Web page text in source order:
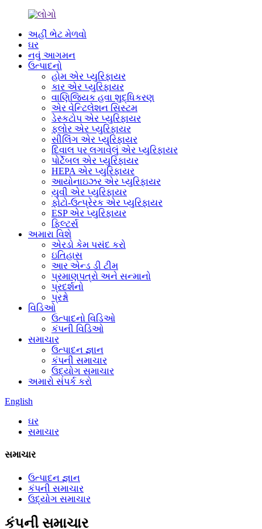
અહીં ભેટ મેળવો
ઘર
નવું આગમન
ઉત્પાદનો
હોમ એર પ્યુરિફાયર
કાર એર પ્યુરિફાયર
વાણિજ્યિક હવા શુદ્ધિકરણ
એર વેન્ટિલેશન સિસ્ટમ
ડેસ્કટોપ એર પ્યુરિફાયર
ફ્લોર એર પ્યુરિફાયર
સીલિંગ એર પ્યુરિફાયર
દિવાલ પર લગાવેલું એર પ્યુરિફાયર
પોર્ટેબલ એર પ્યુરિફાયર
HEPA એર પ્યુરિફાયર
આયોનાઇઝર એર પ્યુરિફાયર
યુવી એર પ્યુરિફાયર
ફોટો-ઉત્પ્રેરક એર પ્યુરિફાયર
ESP એર પ્યુરિફાયર
ફિલ્ટર્સ
અમારા વિશે
એરડો કેમ પસંદ કરો
ઇતિહાસ
આર એન્ડ ડી ટીમ
પ્રમાણપત્રો અને સન્માનો
પ્રદર્શનો
પ્રશ્નો
વિડિઓ
ઉત્પાદનો વિડિઓ
કંપની વિડિઓ
સમાચાર
ઉત્પાદન જ્ઞાન
કંપની સમાચાર
ઉદ્યોગ સમાચાર
અમારો સંપર્ક કરો
English
ઘર
સમાચાર
સમાચાર
ઉત્પાદન જ્ઞાન
કંપની સમાચાર
ઉદ્યોગ સમાચાર
કંપની સમાચાર